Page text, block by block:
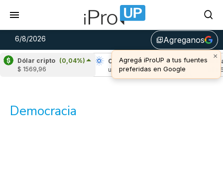
6/8/2026 library_addAgreganos
×
Agregá iProUP a tus fuentes
preferidas en Google
Dólar cripto (0,04%)
$ 1569,96
Ripple (-1,52%)
u$s 1,05
Cardano (-2,97%)
u$s 0,19
u$s
Democracia